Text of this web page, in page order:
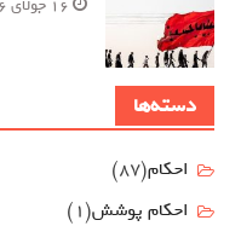
16 جولای 2026
دسته‌ها
احکام(87)
احکام پوشش(1)